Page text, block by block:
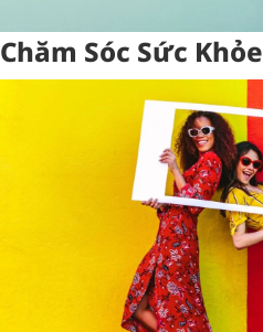
Chăm Sóc Sức Khỏe